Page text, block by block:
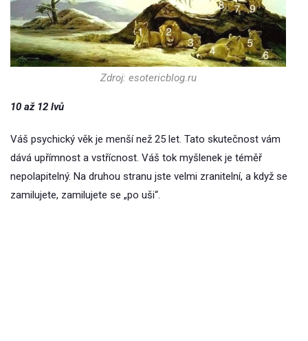
Zdroj: esotericblog.ru
10 až 12 lvů
Váš psychický věk je menší než 25 let. Tato skutečnost vám
dává upřímnost a vstřícnost. Váš tok myšlenek je téměř
nepolapitelný. Na druhou stranu jste velmi zranitelní, a když se
zamilujete, zamilujete se „po uši“.